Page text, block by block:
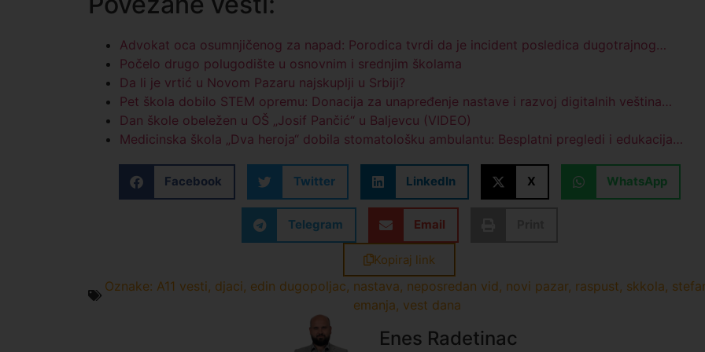
Advokat oca osumnjičenog za napad: Porodica tvrdi da je incident posledica dugotrajnog…
Počelo drugo polugodište u osnovnim i srednjim školama
Da li je vrtić u Novom Pazaru najskuplji u Srbiji?
Pet škola dobilo STEM opremu: Donacija za unapređenje nastave i razvoj digitalnih veština…
Dan škole obeležen u OŠ „Josif Pančić“ u Baljevcu (VIDEO)
Medicinska škola „Dva heroja“ dobila stomatološku ambulantu: Besplatni pregledi i edukacija…
Facebook Twitter LinkedIn X WhatsApp
Telegram Email
Kopiraj link
Oznake: A11 vesti, djaci, edin dugopoljac, nastava, neposredan vid, novi pazar, raspust, skkola,
emanja, vest dana
Enes Radetinac